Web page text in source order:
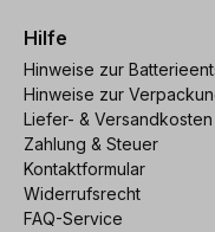
Hilfe
Hinweise zur
Hinweise zur
Liefer- & Versandkosten
Zahlung & Steuer
Kontaktformular
Widerrufsrecht
FAQ-Service